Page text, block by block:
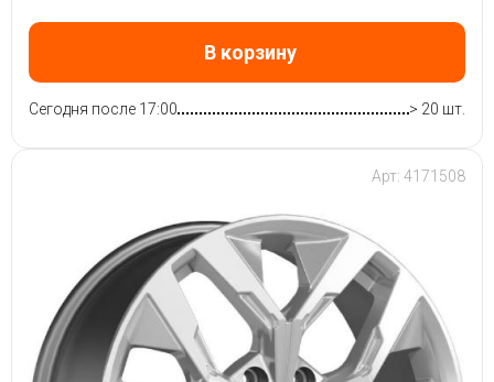
В корзину
Сегодня после 17:00 > 20 шт.
Арт: 4171508